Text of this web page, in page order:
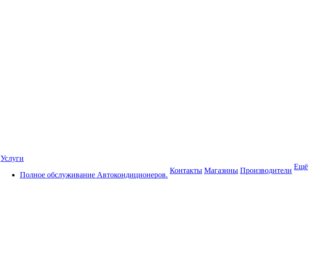
Услуги
Полное обслуживание Автокондиционеров.
Контакты Магазины Производители Ещё